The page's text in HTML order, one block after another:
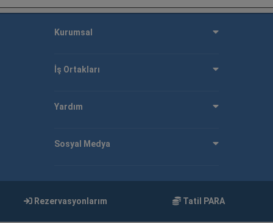
Kurumsal
İş Ortakları
Yardım
Sosyal Medya
Rezervasyonlarım Tatil PARA